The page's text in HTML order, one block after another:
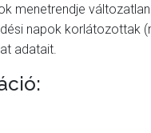
menetrendje
napok korlátozottak
adatait